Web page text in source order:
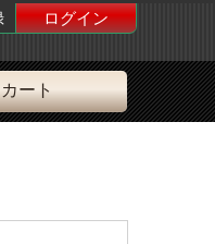
ログイン
カート